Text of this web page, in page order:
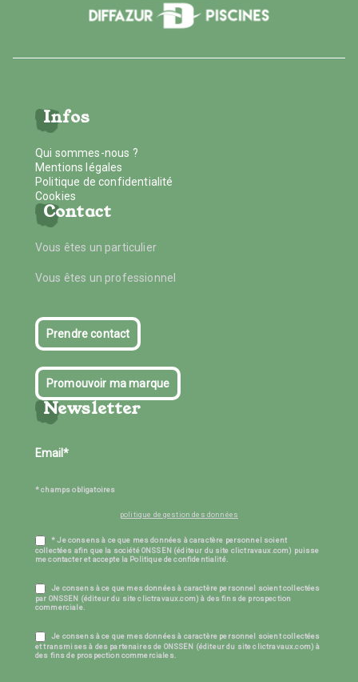
Infos
Qui sommes-nous ?
Mentions légales
Politique de confidentialité
Cookies
Contact
Vous êtes un particulier
Vous êtes un professionnel
Prendre contact
Promouvoir ma marque
Newsletter
* champs obligatoires
politique de gestion des données
* Je consens à ce que mes données à caractère personnel soient
collectées afin que la société ONSSEN (éditeur du site clictravaux.com) puisse
me contacter et accepte la Politique de confidentialité.
Je consens à ce que mes données à caractère personnel soient collectées
par ONSSEN (éditeur du site clictravaux.com) à des fins de prospection
commerciale.
Je consens à ce que mes données à caractère personnel soient collectées
et transmises à des partenaires de ONSSEN (éditeur du site clictravaux.com) à
des fins de prospection commerciales.